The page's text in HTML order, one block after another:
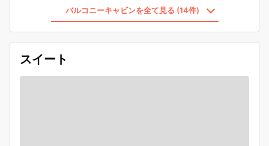
バルコニーキャビンを全て見る (14件)
スイート